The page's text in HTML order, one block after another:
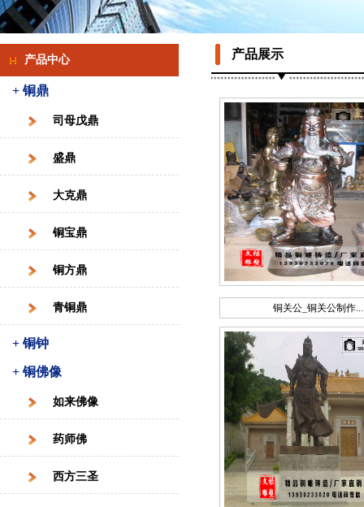
产品中心
+ 铜鼎
司母戊鼎
盛鼎
大克鼎
铜宝鼎
铜方鼎
青铜鼎
+ 铜钟
+ 铜佛像
如来佛像
药师佛
西方三圣
产品展示
铜关公_铜关公制作...